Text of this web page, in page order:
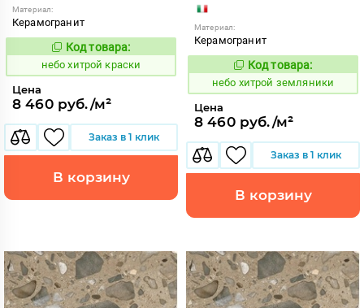
Материал:
Керамогранит
1123414
Код товара:
небо хитрой краски
Цена
8 460 руб./м²
Заказ в 1 клик
В корзину
Материал:
Керамогранит
1123406
Код товара:
небо хитрой земляники
Цена
8 460 руб./м²
Заказ в 1 клик
В корзину